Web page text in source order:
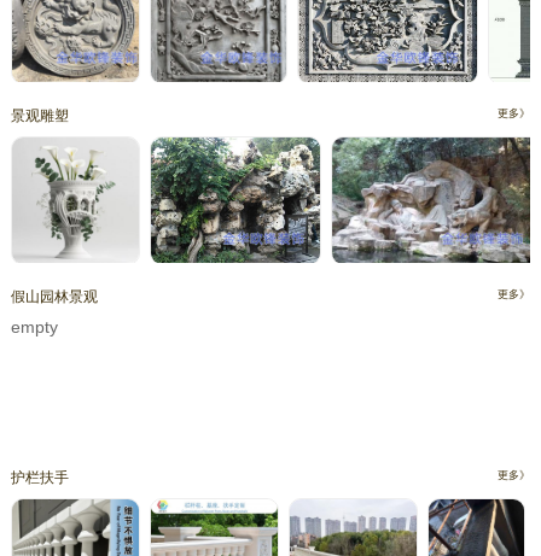
景观雕塑 更多》
假山园林景观 更多》
empty
护栏扶手 更多》